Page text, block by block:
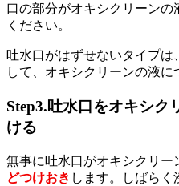
口の部分がオキシクリーン
ください。
吐水口がはずせないタイプ
して、オキシクリーンの液に
Step3.吐水口をオキシク
ける
無事に吐水口がオキシクリー
どつけおき します。しばら